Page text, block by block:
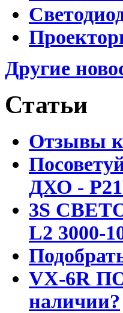
Другие
Статьи
Отзывы
ДХО -
3S
L2 3000-
VX-6R
наличии?